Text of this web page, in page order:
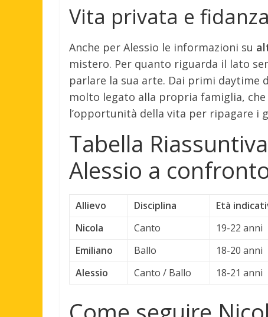
Vita privata e
Anche per Alessio le informazioni su
mistero. Per quanto riguarda il lato
parlare la sua arte. Dai primi
molto legato alla propria famiglia,
l’opportunità della vita per ripagare
Tabella
Alessio a
Allievo Disciplina Età
Nicola
Canto 19-22 anni
Emiliano
Ballo 18-20 anni
Alessio
Canto / Ballo 18-21 anni